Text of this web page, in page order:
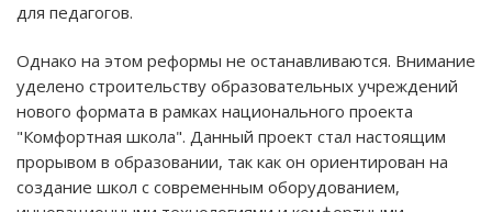
для педагогов.
Однако на этом реформы не останавливаются. Внимание
уделено строительству образовательных учреждений
нового формата в рамках национального проекта
"Комфортная школа". Данный проект стал настоящим
прорывом в образовании, так как он ориентирован на
создание школ с современным оборудованием,